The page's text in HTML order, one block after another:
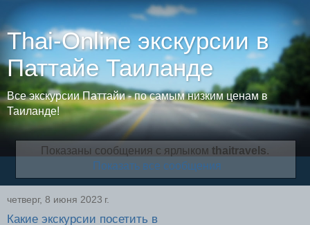
Thai-Online экскурсии в
Паттайе Таиланде
Все экскурсии Паттайи - по самым низким ценам в
Таиланде!
Показаны сообщения с ярлыком thaitravels.
Показать все сообщения
четверг, 8 июня 2023 г.
Какие экскурсии посетить в